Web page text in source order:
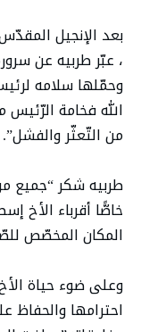
، عبّر طربيه عن
وحمّلها سلامه
الله فخامة
من التّعثّر والفشل”.
طربيه شكر “جميع
خاصًّا أقرباء الأخ
المكان المخصّص
وعلى ضوء حياة
احترامها والحفاظ